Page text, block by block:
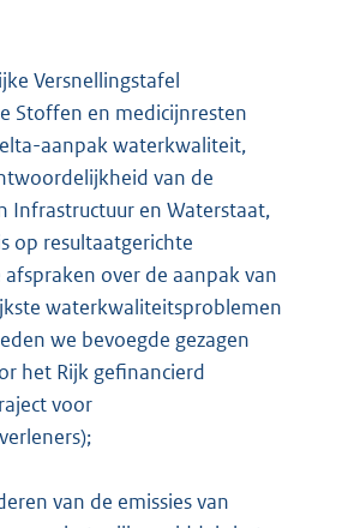
Versnellingstafel
Stoffen en medicijnresten
aanpak waterkwaliteit,
van de
Infrastructuur en Waterstaat,
op resultaatgerichte
over de aanpak van
waterkwaliteitsproblemen
we bevoegde gezagen
het Rijk gefinancierd
voor
van de emissies van